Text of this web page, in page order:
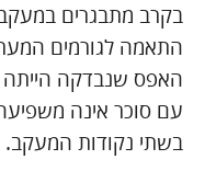
התאמה לגורמים
האפס שנבדקה הייתה
עם סוכר אינה
בשתי נקודות המעקב.